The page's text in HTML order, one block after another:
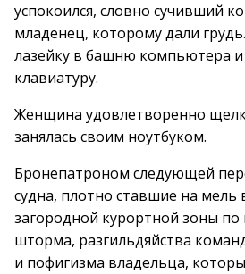
успокоился, словно сучивший
младенец, которому дали
лазейку в башню компьютера и
клавиатуру.
Женщина удовлетворенно
занялась своим ноутбуком.
Бронепатроном следующей
судна, плотно ставшие на мель
загородной курортной зоны
шторма, разгильдяйства
и пофигизма владельца,